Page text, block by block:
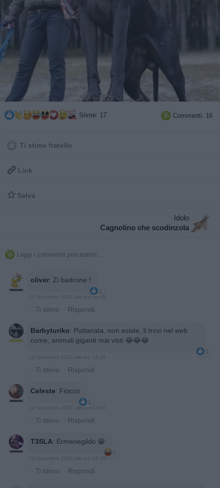
Stime: 17  Commenti: 16
Ti stimo fratello
 Link
 Salva
Idolo
Cagnolino che scodinzola
 Leggi i commenti precedenti...
oliver: Zi badrone !
1
12 Novembre 2023 alle ore 13:58
· Ti stimo · Rispondi
Barbyturiko: Puttanata, non esiste, li trovi nel web
come, animali giganti mai visti 😂😂😂
1
12 Novembre 2023 alle ore 14:19
· Ti stimo · Rispondi
Celeste: Fiocco
1
12 Novembre 2023 alle ore 17:06
· Ti stimo · Rispondi
T3SLA: Ermenegildo 😁
1
13 Novembre 2023 alle ore 15:25
· Ti stimo · Rispondi